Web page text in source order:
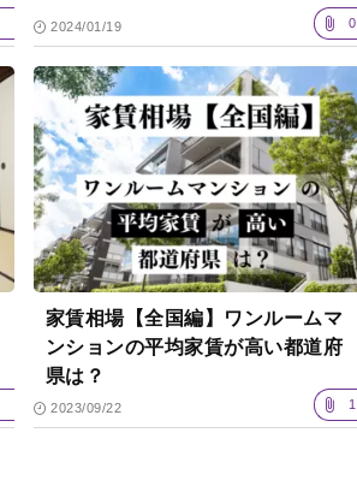
2024/01/19 0
家賃相場【全国編】ワンルームマ
ンションの平均家賃が高い都道府
県は？
2023/09/22 1